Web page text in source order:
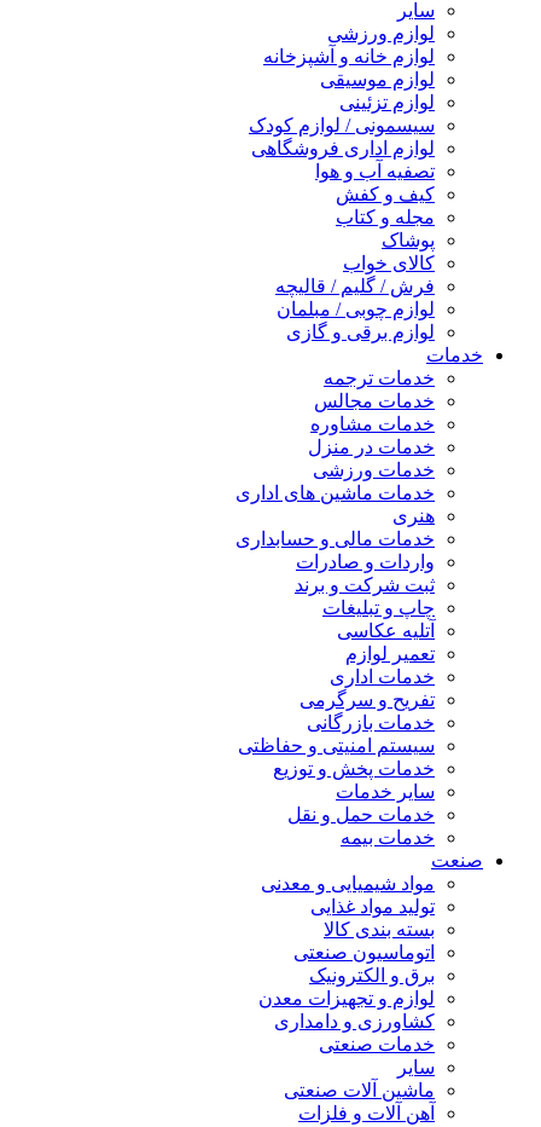
سایر
لوازم ورزشی
لوازم خانه و آشپزخانه
لوازم موسیقی
لوازم تزئینی
سیسمونی / لوازم کودک
لوازم اداری فروشگاهی
تصفیه آب و هوا
کیف و کفش
مجله و کتاب
پوشاک
کالای خواب
فرش / گلیم / قالیچه
لوازم چوبی / مبلمان
لوازم برقی و گازی
خدمات
خدمات ترجمه
خدمات مجالس
خدمات مشاوره
خدمات در منزل
خدمات ورزشی
خدمات ماشین های اداری
هنری
خدمات مالی و حسابداری
واردات و صادرات
ثبت شرکت و برند
چاپ و تبلیغات
آتلیه عکاسی
تعمیر لوازم
خدمات اداری
تفریح و سرگرمی
خدمات بازرگانی
سیستم امنیتی و حفاظتی
خدمات پخش و توزیع
سایر خدمات
خدمات حمل و نقل
خدمات بیمه
صنعت
مواد شیمیایی و معدنی
تولید مواد غذایی
بسته بندی کالا
اتوماسیون صنعتی
برق و الکترونیک
لوازم و تجهیزات معدن
کشاورزی و دامداری
خدمات صنعتی
سایر
ماشین آلات صنعتی
آهن آلات و فلزات